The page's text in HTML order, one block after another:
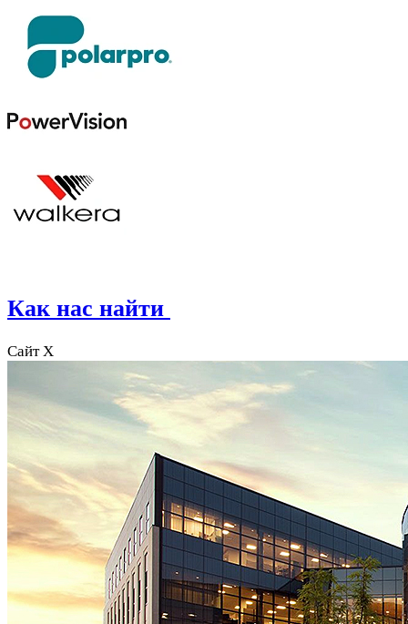
Как нас найти
Сайт X